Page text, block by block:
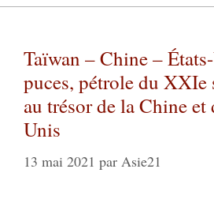
Taïwan – Chine –
puces, pétrole du XXIe
au trésor de la Chine
Unis
13 mai 2021 par Asie21